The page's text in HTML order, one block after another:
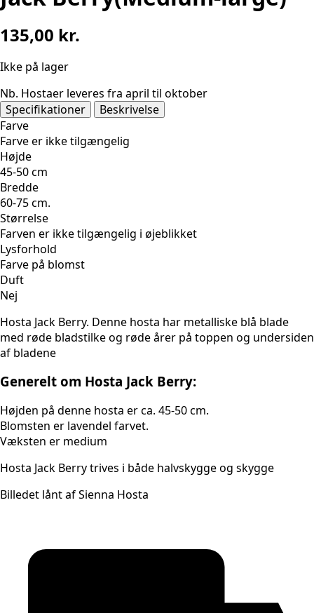
135,00 kr.
Ikke på lager
Nb. Hostaer leveres fra april til oktober
Specifikationer
Beskrivelse
Farve
Farve er ikke tilgængelig
Højde
45-50 cm
Bredde
60-75 cm.
Størrelse
Farven er ikke tilgængelig i øjeblikket
Lysforhold
Farve på blomst
Duft
Nej
Hosta Jack Berry. Denne hosta har metalliske blå blade
med røde bladstilke og røde årer på toppen og undersiden
af bladene
Generelt om Hosta Jack Berry:
Højden på denne hosta er ca. 45-50 cm.
Blomsten er lavendel farvet.
Væksten er medium
Hosta Jack Berry trives i både halvskygge og skygge
Billedet lånt af Sienna Hosta